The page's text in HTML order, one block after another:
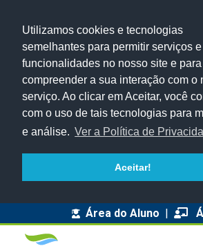
Utilizamos cookies e tecnologias
semelhantes para permitir serviços e
funcionalidades no nosso site e para
compreender a sua interação com o
serviço. Ao clicar em Aceitar, você
com o uso de tais tecnologias para
e análise. Ver a Política de
Aceitar!
Área do Aluno |